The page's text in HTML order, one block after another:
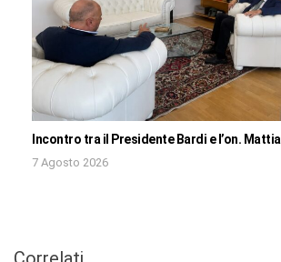
Incontro tra il Presidente Bardi e l’on. Mattia
7 Agosto 2026